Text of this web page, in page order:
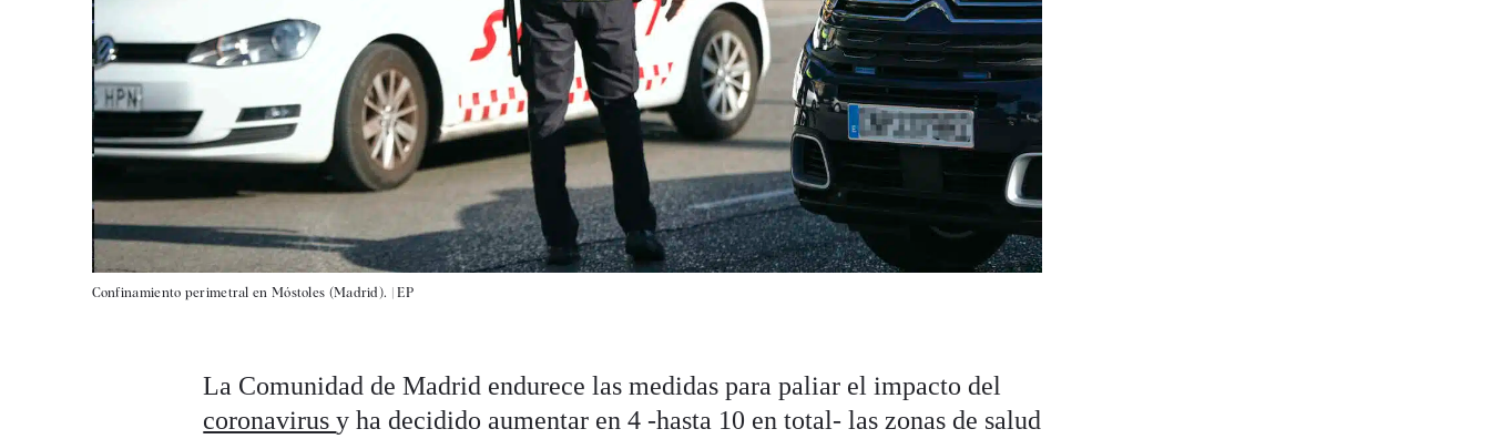
Confinamiento perimetral en Móstoles (Madrid). |EP
La Comunidad de Madrid endurece las medidas para paliar el impacto del
coronavirusy ha decidido aumentar en 4 -hasta 10 en total- las zonas de salud